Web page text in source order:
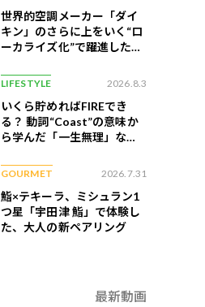
世界的空調メーカー「ダイ
キン」のさらに上をいく“ロ
ーカライズ化”で躍進したイ
LIFESTYLE 2026.8.3
いくら貯めればFIREでき
る？ 動詞“Coast”の意味か
ら学んだ「一生無理」な切
GOURMET 2026.7.31
鮨×テキーラ、ミシュラン1
つ星「宇田津 鮨」で体験し
た、大人の新ペアリング
最新動画